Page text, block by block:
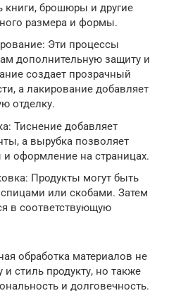
книги, брошюры и другие
размера и формы.
Эти процессы
дополнительную защиту и
создает прозрачный
а лакирование добавляет
отделку.
Тиснение добавляет
а вырубка позволяет
оформление на страницах.
Продукты могут быть
или скобами. Затем
в соответствующую
обработка материалов не
стиль продукту, но также
и долговечность.